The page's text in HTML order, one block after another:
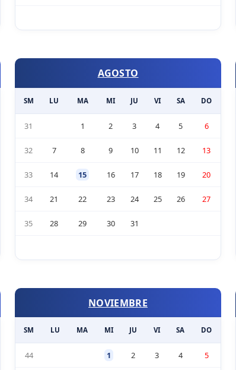
AGOSTO
SM LU MA MI JU VI SA DO
31 1 2 3 4 5 6
32 7 8 9 10 11 12 13
33 14 15 16 17 18 19 20
34 21 22 23 24 25 26 27
35 28 29 30 31
NOVIEMBRE
SM LU MA MI JU VI SA DO
44 1 2 3 4 5